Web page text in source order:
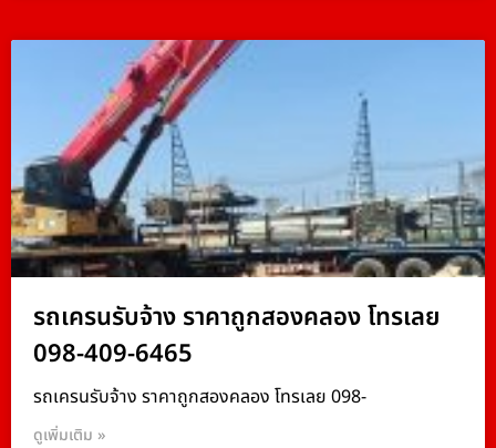
รถเครนรับจ้าง ราคาถูกสองคลอง โทรเลย
098-409-6465
รถเครนรับจ้าง ราคาถูกสองคลอง โทรเลย 098-
ดูเพิ่มเติม »